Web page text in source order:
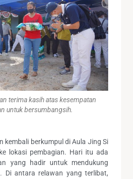
terima kasih atas kesempatan
untuk bersumbangsih.
kembali berkumpul di Aula Jing Si
lokasi pembagian. Hari itu ada
yang hadir untuk mendukung
Di antara relawan yang terlibat,